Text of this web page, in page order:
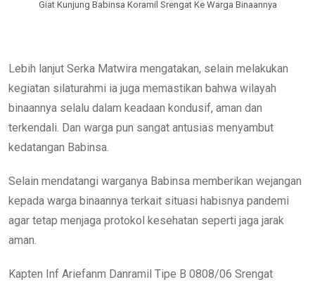
Giat Kunjung Babinsa Koramil Srengat Ke Warga Binaannya
Lebih lanjut Serka Matwira mengatakan, selain melakukan
kegiatan silaturahmi ia juga memastikan bahwa wilayah
binaannya selalu dalam keadaan kondusif, aman dan
terkendali. Dan warga pun sangat antusias menyambut
kedatangan Babinsa.
Selain mendatangi warganya Babinsa memberikan wejangan
kepada warga binaannya terkait situasi habisnya pandemi
agar tetap menjaga protokol kesehatan seperti jaga jarak
aman.
Kapten Inf Ariefanm Danramil Tipe B 0808/06 Srengat